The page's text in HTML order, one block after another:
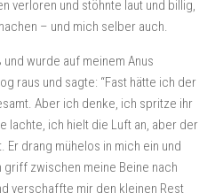
verloren und stöhnte laut und billig,
– und mich selber auch.
wurde auf meinem Anus
raus und sagte: “Fast hätte ich der
Aber ich denke, ich spritze ihr
lachte, ich hielt die Luft an, aber der
drang mühelos in mich ein und
zwischen meine Beine nach
verschaffte mir den kleinen Rest